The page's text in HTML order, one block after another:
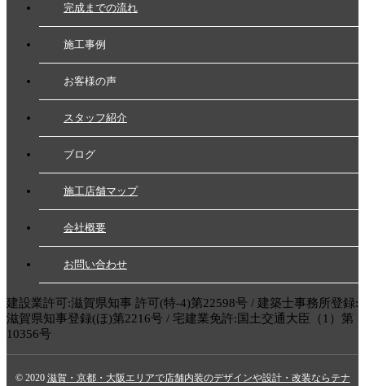
完成までの流れ
施工事例
お客様の声
スタッフ紹介
ブログ
施工店舗マップ
会社概要
お問い合わせ
建設業許可:滋賀県知事 許可(特-4)第22598号 / 建築士事務所登録:
滋賀県知事登録(ほ)第2216号 / 宅建業免許:国土交通大臣（1）第
10356号
© 2020 滋賀・京都・大阪エリアで店舗内装のデザインや設計・改装ならテナ